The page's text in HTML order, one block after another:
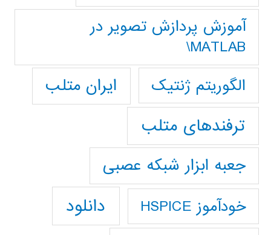
آموزش پردازش تصوير در
MATLAB\
الگوریتم ژنتیک
ایران متلب
ترفندهای متلب
جعبه ابزار شبکه عصبی
خودآموز HSPICE دانلود